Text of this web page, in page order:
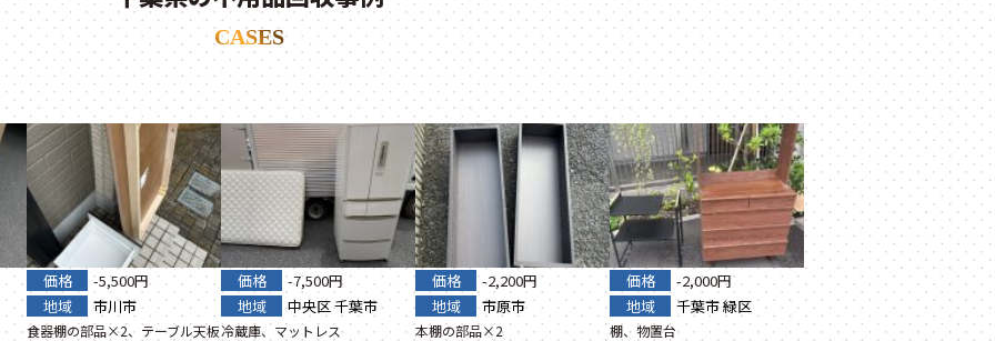
CASES
価格
-5,500円
地域
市川市
食器棚の部品×2、テーブル天板
価格
-7,500円
地域
中央区千葉市
冷蔵庫、マットレス
価格
-2,200円
地域
市原市
本棚の部品×2
価格
-2,000円
地域
千葉市緑区
棚、物置台